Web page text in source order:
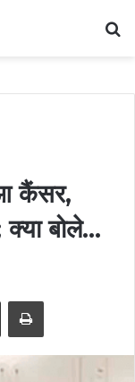
कैंसर,
क्या बोले…
Share via Email Print